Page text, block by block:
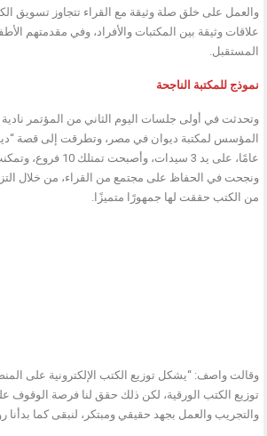
والعمل على خلق صلة وثيقة مع القراء تتجاوز تسويق
علاقات وثيقة بين المكتبات والأفراد، وفي مقدمتهم
المستقبل.
نموذج للمكتبة الناجحة
وتحدثت في أولى جلسات اليوم الثاني من المؤتمر
عامًا، على يد 3 سيدات،
ونجحت في الحفاظ على مجتمع من القراء، من خلال
من الكتب حققت لها جمهورًا متميزًا.
وقالت واصف: “يشكل توزيع الكتب الإلكترونية على
توزيع الكتب الورقية، لكن ذلك حقق لنا فرصة الوقوف
والتجريب والعمل بجهد حقيقي ومبتكر، لنبقى كما بدأنا